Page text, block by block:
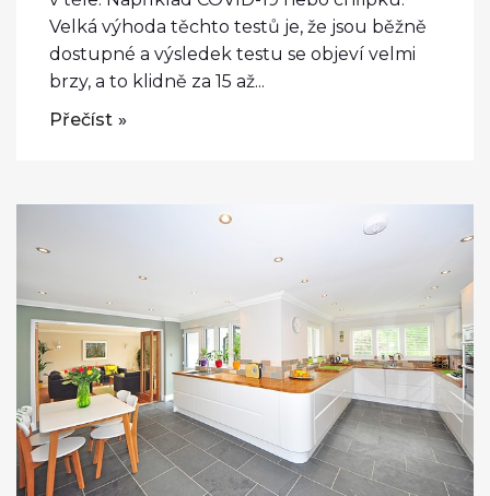
Velká výhoda těchto testů je, že jsou běžně
dostupné a výsledek testu se objeví velmi
brzy, a to klidně za 15 až...
Přečíst